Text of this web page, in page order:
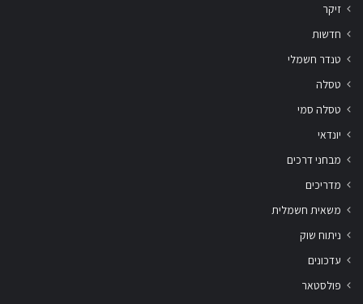
זיקר
חדשות
טנדר חשמלי
טסלה
טסלה סמי
יונדאי
מבחני דרכים
מדריכים
משאית חשמלית
ניתוח שוק
עדכונים
פולסטאר